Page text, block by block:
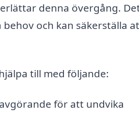
denna övergång.
och kan säkerställa
till med följande:
för att undvika